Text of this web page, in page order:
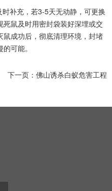
时补充，若3-5天无动静，可更换
鼠及时用密封袋装好深埋或交
成功后，彻底清理环境，封堵
可能。
下一页： 佛山诱杀白蚁危害工程